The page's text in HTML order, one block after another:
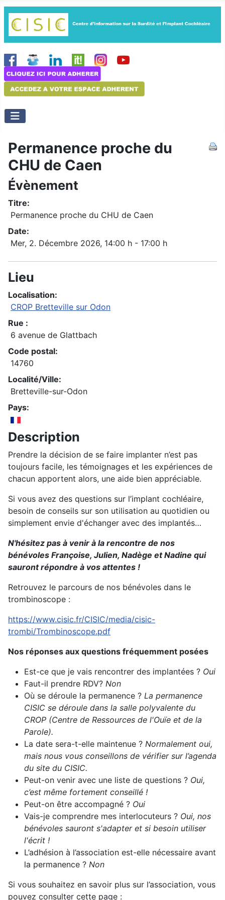
Permanence proche du
CHU de Caen
Évènement
Titre:
Permanence proche du CHU de Caen
Date:
Mer, 2. Décembre 2026, 14:00 h - 17:00 h
Lieu
Localisation:
CROP Bretteville sur Odon
Rue :
6 avenue de Glattbach
Code postal:
14760
Localité/Ville:
Bretteville-sur-Odon
Pays:
Description
Prendre la décision de se faire implanter n’est pas
toujours facile, les témoignages et les expériences de
chacun apportent alors, une aide bien appréciable.
Si vous avez des questions sur l’implant cochléaire,
besoin de conseils sur son utilisation au quotidien ou
simplement envie d'échanger avec des implantés…
N'hésitez pas à venir à la rencontre de nos
bénévoles Françoise, Julien, Nadège et Nadine qui
sauront répondre à vos attentes !
Retrouvez le parcours de nos bénévoles dans le
trombinoscope :
https://www.cisic.fr/CISIC/media/cisic-
trombi/Trombinoscope.pdf
Nos réponses aux questions fréquemment posées
Est-ce que je vais rencontrer des implantées ? Oui
Faut-il prendre RDV? Non
Où se déroule la permanence ? La permanence
CISIC se déroule dans la salle polyvalente du
CROP (Centre de Ressources de l'Ouïe et de la
Parole).
La date sera-t-elle maintenue ? Normalement oui,
mais nous vous conseillons de vérifier sur l’agenda
du site du CISIC.
Peut-on venir avec une liste de questions ? Oui,
c’est même fortement conseillé !
Peut-on être accompagné ? Oui
Vais-je comprendre mes interlocuteurs ? Oui, nos
bénévoles sauront s'adapter et si besoin utiliser
l'écrit !
L’adhésion à l’association est-elle nécessaire avant
la permanence ? Non
Si vous souhaitez en savoir plus sur l’association, vous
pouvez consulter cette page :